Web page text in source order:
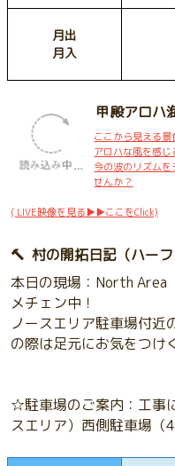
月出
月入
甲殿アロハ
ここから見える景
アロハな風を感じ
今の波のリズム
せんか？
( LIVE映像を見る▶▶ここをClick)
🔨 村の開拓日記（ハーフ
本日の現場：North Area
メチェン中！
ノースエリア駐車場付近
の際は足元にお気をつけ
☆駐車場のご案内：工事
スエリア）西側駐車場（